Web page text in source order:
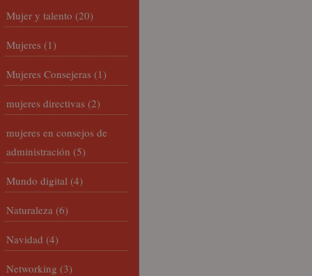
Mujer y talento (20)
Mujeres (1)
Mujeres Consejeras (1)
mujeres directivas (2)
mujeres en consejos de
administración (5)
Mundo digital (4)
Naturaleza (6)
Navidad (4)
Networking (3)